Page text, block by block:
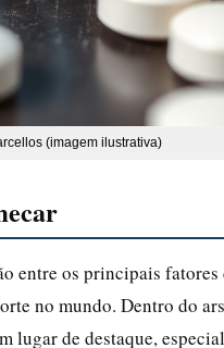
(imagem ilustrativa)
entre os principais
no mundo. Dentro do
lugar de destaque,